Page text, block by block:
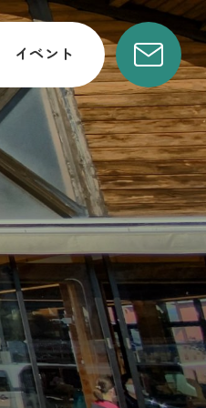
イベント